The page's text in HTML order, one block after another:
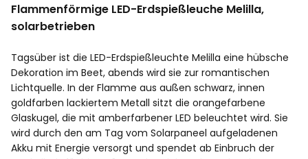
Flammenförmige LED-Erdspießleuche Melilla,
solarbetrieben
Tagsüber ist die LED-Erdspießleuchte Melilla eine hübsche
Dekoration im Beet, abends wird sie zur romantischen
Lichtquelle. In der Flamme aus außen schwarz, innen
goldfarben lackiertem Metall sitzt die orangefarbene
Glaskugel, die mit amberfarbener LED beleuchtet wird. Sie
wird durch den am Tag vom Solarpaneel aufgeladenen
Akku mit Energie versorgt und spendet ab Einbruch der